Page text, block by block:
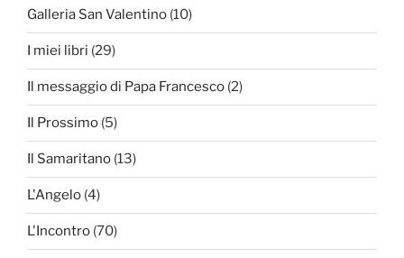
Galleria San Valentino (10)
I miei libri (29)
Il messaggio di Papa Francesco (2)
Il Prossimo (5)
Il Samaritano (13)
L'Angelo (4)
L'Incontro (70)